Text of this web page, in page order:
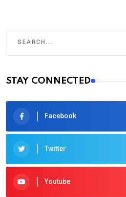
STAY CONNECTED
Facebook
Twitter
Youtube